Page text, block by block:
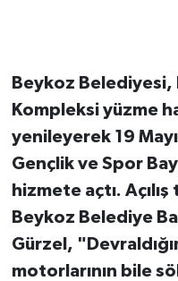
Beykoz Belediyesi,
Kompleksi yüzme
yenileyerek 19
Gençlik ve Spor
hizmete açtı.
Beykoz Belediye
Gürzel,
motorlarının bile